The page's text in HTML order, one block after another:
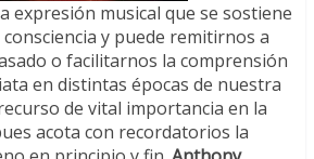
expresión musical que se sostiene
y puede remitirnos a
o facilitarnos la comprensión
en distintas épocas de nuestra
de vital importancia en la
acota con recordatorios la